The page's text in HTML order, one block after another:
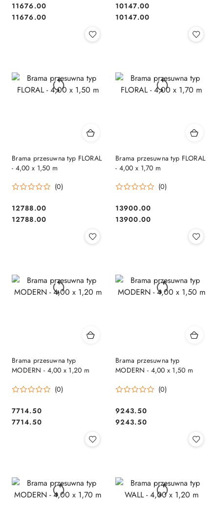
Cena:
11676.00
Cena:
11676.00 Cena:
10147.00
Cena:
10147.00
Brama przesuwna typ FLORAL
- 4,00 x 1,50 m
(0)
Cena:
12788.00
Cena:
12788.00
Brama przesuwna typ FLORAL
- 4,00 x 1,70 m
(0)
Cena:
13900.00
Cena:
13900.00
Brama przesuwna typ
MODERN - 4,00 x 1,20 m
(0)
Cena:
7714.50
Cena:
7714.50
Brama przesuwna typ
MODERN - 4,00 x 1,50 m
(0)
Cena:
9243.50
Cena:
9243.50